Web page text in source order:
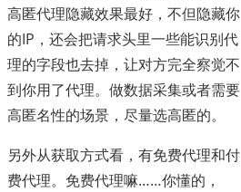
高匿代理隐藏效果最好，不但隐藏你
的IP，还会把请求头里一些能识别代
理的字段也去掉，让对方完全察觉不
到你用了代理。做数据采集或者需要
高匿名性的场景，尽量选高匿的。
另外从获取方式看，有免费代理和付
费代理。免费代理嘛……你懂的，